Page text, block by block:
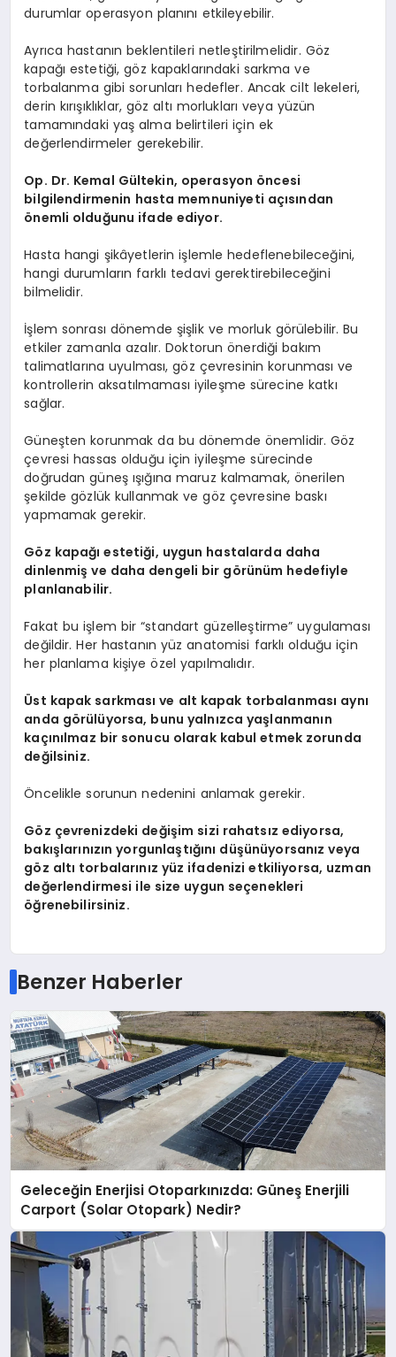
durumlar operasyon planını etkileyebilir.
Ayrıca hastanın beklentileri netleştirilmelidir. Göz
kapağı estetiği, göz kapaklarındaki sarkma ve
torbalanma gibi sorunları hedefler. Ancak cilt lekeleri,
derin kırışıklıklar, göz altı morlukları veya yüzün
tamamındaki yaş alma belirtileri için ek
değerlendirmeler gerekebilir.
Op. Dr. Kemal Gültekin, operasyon öncesi
bilgilendirmenin hasta memnuniyeti açısından
önemli olduğunu ifade ediyor.
Hasta hangi şikâyetlerin işlemle hedeflenebileceğini,
hangi durumların farklı tedavi gerektirebileceğini
bilmelidir.
İşlem sonrası dönemde şişlik ve morluk görülebilir. Bu
etkiler zamanla azalır. Doktorun önerdiği bakım
talimatlarına uyulması, göz çevresinin korunması ve
kontrollerin aksatılmaması iyileşme sürecine katkı
sağlar.
Güneşten korunmak da bu dönemde önemlidir. Göz
çevresi hassas olduğu için iyileşme sürecinde
doğrudan güneş ışığına maruz kalmamak, önerilen
şekilde gözlük kullanmak ve göz çevresine baskı
yapmamak gerekir.
Göz kapağı estetiği, uygun hastalarda daha
dinlenmiş ve daha dengeli bir görünüm hedefiyle
planlanabilir.
Fakat bu işlem bir “standart güzelleştirme” uygulaması
değildir. Her hastanın yüz anatomisi farklı olduğu için
her planlama kişiye özel yapılmalıdır.
Üst kapak sarkması ve alt kapak torbalanması aynı
anda görülüyorsa, bunu yalnızca yaşlanmanın
kaçınılmaz bir sonucu olarak kabul etmek zorunda
değilsiniz.
Öncelikle sorunun nedenini anlamak gerekir.
Göz çevrenizdeki değişim sizi rahatsız ediyorsa,
bakışlarınızın yorgunlaştığını düşünüyorsanız veya
göz altı torbalarınız yüz ifadenizi etkiliyorsa, uzman
değerlendirmesi ile size uygun seçenekleri
öğrenebilirsiniz.
Benzer Haberler
Geleceğin Enerjisi Otoparkınızda: Güneş Enerjili
Carport (Solar Otopark) Nedir?